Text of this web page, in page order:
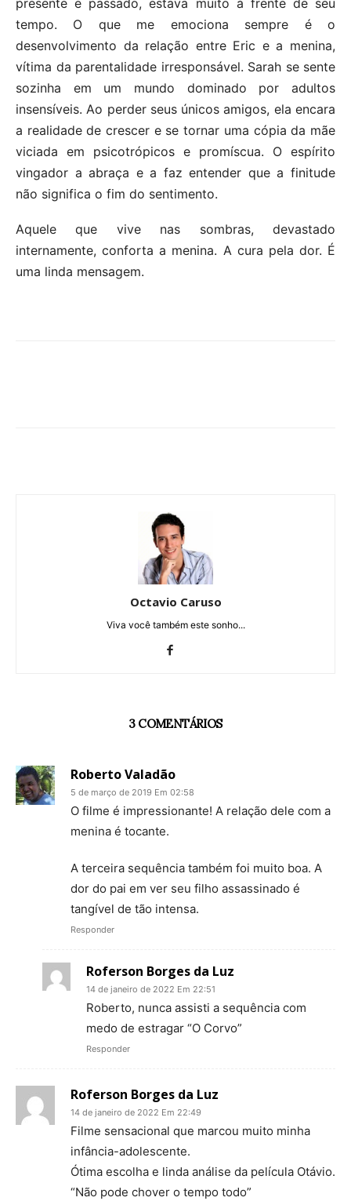
presente e passado, estava muito à frente de seu
tempo. O que me emociona sempre é o
desenvolvimento da relação entre Eric e a menina,
vítima da parentalidade irresponsável. Sarah se sente
sozinha em um mundo dominado por adultos
insensíveis. Ao perder seus únicos amigos, ela encara
a realidade de crescer e se tornar uma cópia da mãe
viciada em psicotrópicos e promíscua. O espírito
vingador a abraça e a faz entender que a finitude
não significa o fim do sentimento.
Aquele que vive nas sombras, devastado
internamente, conforta a menina. A cura pela dor. É
uma linda mensagem.
Octavio Caruso
Viva você também este sonho...
3 COMENTÁRIOS
Roberto Valadão
5 de março de 2019 Em 02:58
O filme é impressionante! A relação dele com a
menina é tocante.
A terceira sequência também foi muito boa. A
dor do pai em ver seu filho assassinado é
tangível de tão intensa.
Responder
Roferson Borges da Luz
14 de janeiro de 2022 Em 22:51
Roberto, nunca assisti a sequência com
medo de estragar “O Corvo”
Responder
Roferson Borges da Luz
14 de janeiro de 2022 Em 22:49
Filme sensacional que marcou muito minha
infância-adolescente.
Ótima escolha e linda análise da película Otávio.
“Não pode chover o tempo todo”